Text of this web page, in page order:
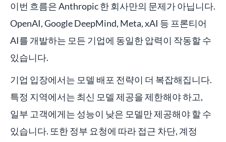
이번 흐름은 Anthropic 한 회사만의 문제가 아닙니다.
OpenAI, Google DeepMind, Meta, xAI 등 프론티어
AI를 개발하는 모든 기업에 동일한 압력이 작동할 수
있습니다.
기업 입장에서는 모델 배포 전략이 더 복잡해집니다.
특정 지역에서는 최신 모델 제공을 제한해야 하고,
일부 고객에게는 성능이 낮은 모델만 제공해야 할 수
있습니다. 또한 정부 요청에 따라 접근 차단, 계정